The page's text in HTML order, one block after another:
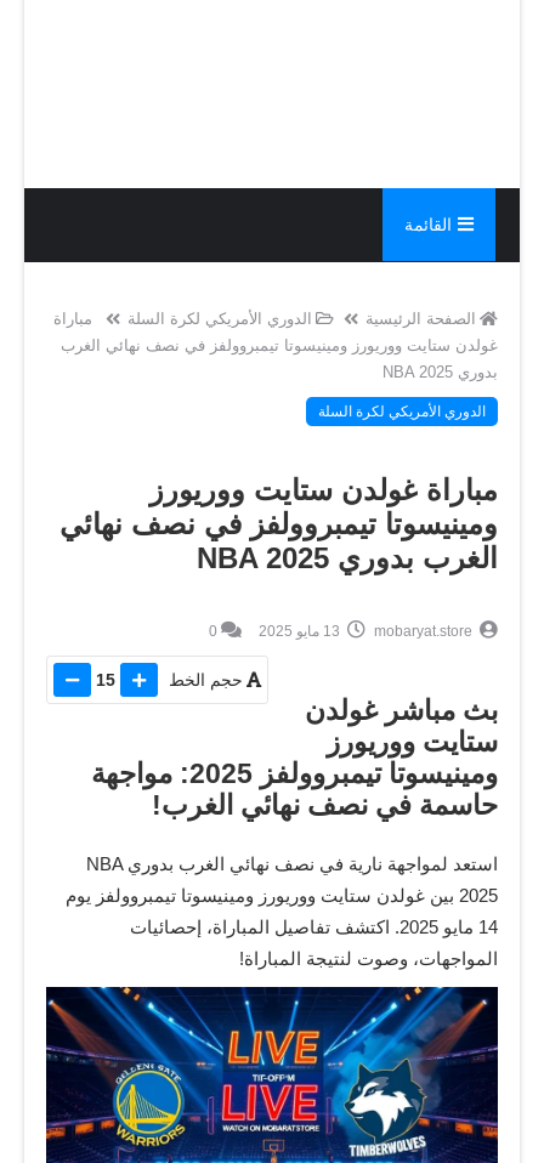
القائمة
الصفحة الرئيسية الدوري الأمريكي لكرة السلة
مباراة
غولدن ستايت ووريورز ومينيسوتا تيمبروولفز في نصف نهائي الغرب
بدوري NBA 2025
الدوري الأمريكي لكرة السلة
مباراة غولدن ستايت ووريورز
ومينيسوتا تيمبروولفز في نصف نهائي
الغرب بدوري NBA 2025
mobaryat.store
0
حجم الخط 15
بث مباشر غولدن
ستايت ووريورز
ومينيسوتا تيمبروولفز 2025: مواجهة
حاسمة في نصف نهائي الغرب!
استعد لمواجهة نارية في نصف نهائي الغرب بدوري NBA
2025 بين غولدن ستايت ووريورز ومينيسوتا تيمبروولفز يوم
14 مايو 2025. اكتشف تفاصيل المباراة، إحصائيات
المواجهات، وصوت لنتيجة المباراة!